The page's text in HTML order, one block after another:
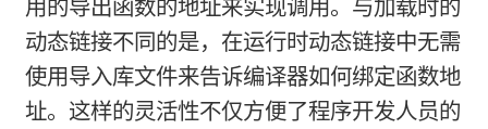
用的导出函数的地址来实现调用。与加载时的
动态链接不同的是，在运行时动态链接中无需
使用导入库文件来告诉编译器如何绑定函数地
址。这样的灵活性不仅方便了程序开发人员的